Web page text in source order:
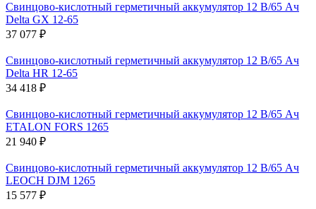
Свинцово-кислотный герметичный аккумулятор 12 В/65 Ач
Delta GX 12-65
37 077 ₽
Свинцово-кислотный герметичный аккумулятор 12 В/65 Ач
Delta HR 12-65
34 418 ₽
Свинцово-кислотный герметичный аккумулятор 12 В/65 Ач
ETALON FORS 1265
21 940 ₽
Свинцово-кислотный герметичный аккумулятор 12 В/65 Ач
LEOCH DJM 1265
15 577 ₽